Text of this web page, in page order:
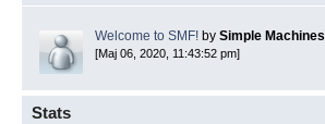
Welcome to SMF! by Simple Machines
[Maj 06, 2020, 11:43:52 pm]
Stats